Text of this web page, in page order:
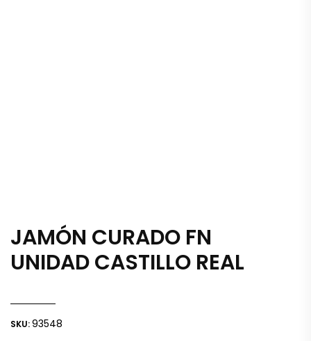
JAMÓN CURADO FN
UNIDAD CASTILLO REAL
SKU:93548